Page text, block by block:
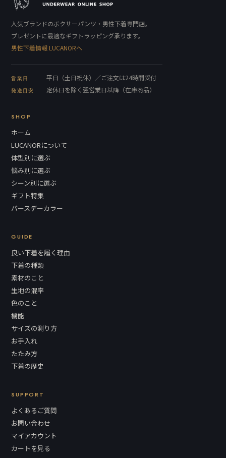
人気ブランドのボクサーパンツ・男性下着専門店。
プレゼントに最適なギフトラッピング承ります。
男性下着情報 LUCANORへ
営業日 平日（土日祝休）／ご注文は24時間受付
発送目安 定休日を除く翌営業日以降（在庫商品）
SHOP
ホーム
LUCANORについて
体型別に選ぶ
悩み別に選ぶ
シーン別に選ぶ
ギフト特集
バースデーカラー
GUIDE
良い下着を履く理由
下着の種類
素材のこと
生地の混率
色のこと
機能
サイズの測り方
お手入れ
たたみ方
下着の歴史
SUPPORT
よくあるご質問
お問い合わせ
マイアカウント
カートを見る